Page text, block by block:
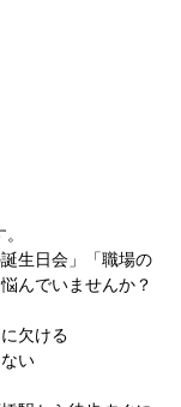
生日会」「職場の
んでいませんか？
欠ける
い